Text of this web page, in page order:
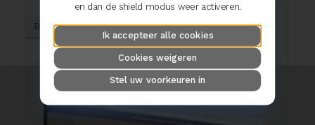
Bekijk de website
en dan de shield modus weer activeren.
Ik accepteer alle cookies
Cookies weigeren
Stel uw voorkeuren in